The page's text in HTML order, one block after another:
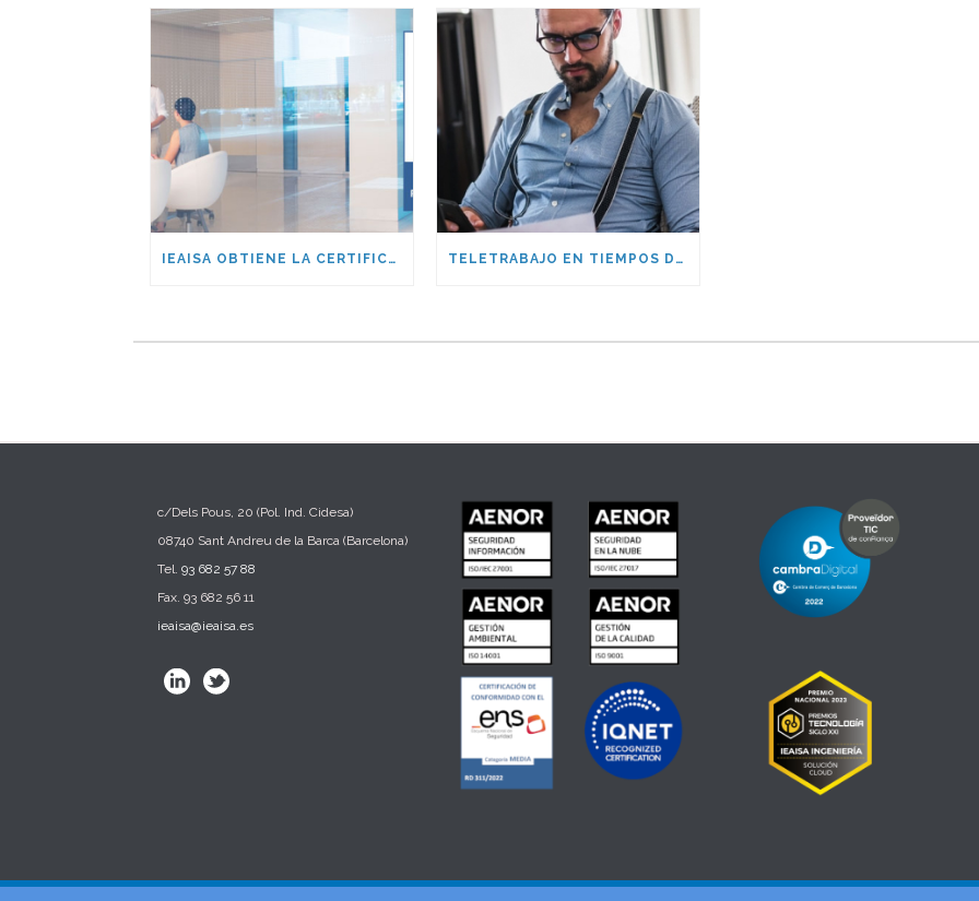
IEAISA OBTIENE LA CERTIFICACIÓN ENS DE NIVEL MEDIO: UN SELLO DE CALIDAD Y SEGURIDAD PARA NUESTROS CLIENTES TELETRABAJO EN TIEMPOS DE PANDEMIA: ESCRITORIOS VIRTUALES GRATIS Y CERTIFICADOS PORTABLES
c/Dels Pous, 20 (Pol. Ind. Cidesa)
08740 Sant Andreu de la Barca (Barcelona)
Tel. 93 682 57 88
Fax. 93 682 56 11
ieaisa@ieaisa.es